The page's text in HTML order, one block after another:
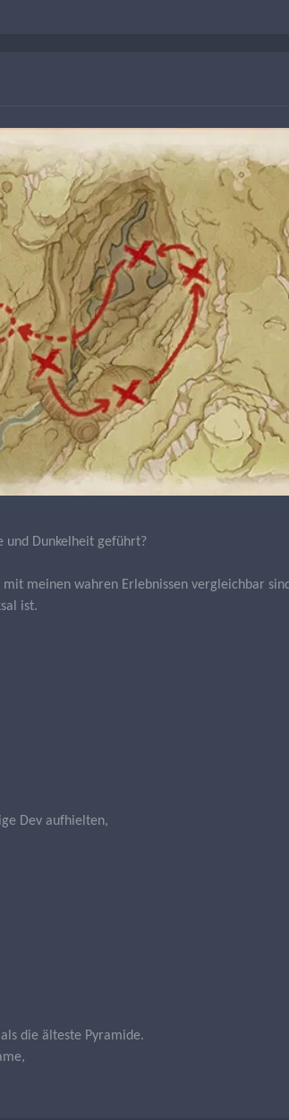
und Dunkelheit geführt?
mit meinen wahren Erlebnissen vergleichbar
ist.
Dev aufhielten,
die älteste Pyramide.